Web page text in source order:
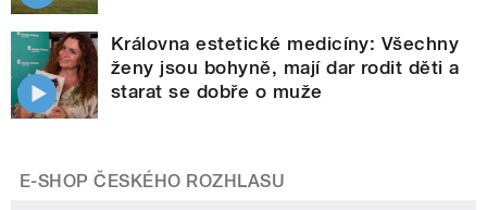
Královna estetické medicíny: Všechny
ženy jsou bohyně, mají dar rodit děti a
starat se dobře o muže
E-SHOP ČESKÉHO ROZHLASU